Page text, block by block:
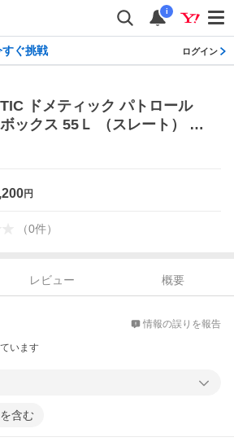
i
ぐ挑戦 ログイン
ドメティック パトロール
ックス 55Ｌ （スレート） ク
円
（0件）
レビュー
概要
情報の誤りを報告
います
含む